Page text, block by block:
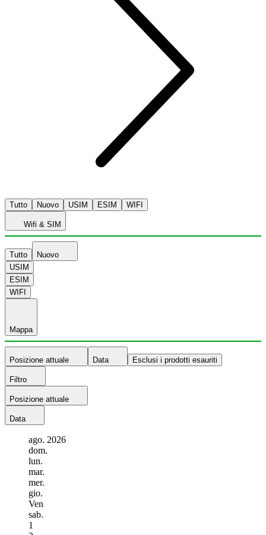
Tutto Nuovo USIM ESIM WIFI
Wifi & SIM
Tutto
Nuovo
USIM
ESIM
WIFI
Mappa
Posizione attuale Data Esclusi i prodotti esauriti
Filtro
Posizione attuale
Data
ago. 2026
dom.
lun.
mar.
mer.
gio.
Ven
sab.
1